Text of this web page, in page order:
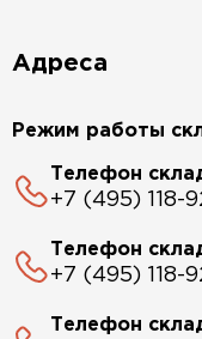
Адреса
Режим работы
Телефон
+7 (495) 118-
Телефон
+7 (495) 118-
Телефон